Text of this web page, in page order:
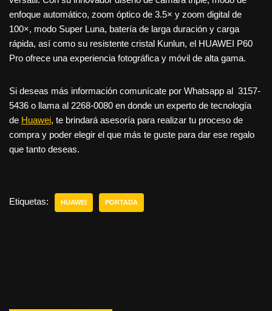
enfoque automático, zoom óptico de 3.5× y zoom digital de
100×, modo Super Luna, batería de larga duración y carga
rápida, así como su resistente cristal Kunlun, el HUAWEI P60
Pro ofrece una experiencia fotográfica y móvil de alta gama.
Si deseas más información comunícate por Whatsapp al 3157-
5436 o llama al 2268-0080 en donde un experto de tecnología
de Huawei, te brindará asesoría para realizar tu proceso de
compra y poder elegir el que más te guste para dar ese regalo
que tanto deseas.
Etiquetas: HUAWEI PORTADA